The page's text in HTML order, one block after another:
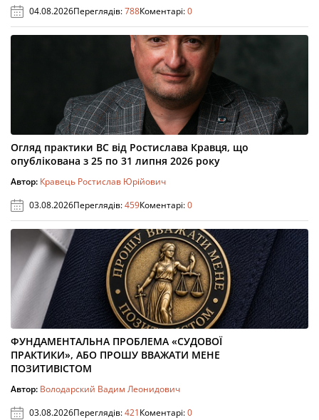
04.08.2026Переглядів:788Коментарі:0
Огляд практики ВС від Ростислава Кравця, що
опублікована з 25 по 31 липня 2026 року
Автор: Кравець Ростислав Юрійович
03.08.2026Переглядів:459Коментарі:0
ФУНДАМЕНТАЛЬНА ПРОБЛЕМА «СУДОВОЇ
ПРАКТИКИ», АБО ПРОШУ ВВАЖАТИ МЕНЕ
ПОЗИТИВІСТОМ
Автор: Володарский Вадим Леонидович
03.08.2026Переглядів:421Коментарі:0